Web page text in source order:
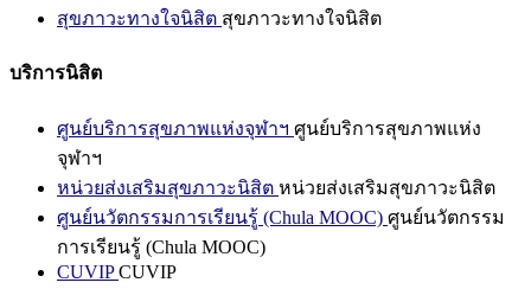
สุขภาวะทางใจนิสิต สุขภาวะทางใจนิสิต
บริการนิสิต
ศูนย์บริการสุขภาพแห่งจุฬาฯ ศูนย์บริการสุขภาพแห่ง
จุฬาฯ
หน่วยส่งเสริมสุขภาวะนิสิต หน่วยส่งเสริมสุขภาวะนิสิต
ศูนย์นวัตกรรมการเรียนรู้ (Chula MOOC) ศูนย์นวัตกรรม
การเรียนรู้ (Chula MOOC)
CUVIPCUVIP